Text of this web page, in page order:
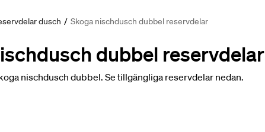
dusch / Skoga nischdusch dubbel reservdelar
dubbel reservdelar
nischdusch dubbel. Se tillgängliga reservdelar nedan.